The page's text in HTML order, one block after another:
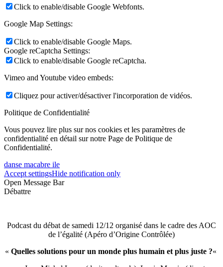
Click to enable/disable Google Webfonts.
Google Map Settings:
Click to enable/disable Google Maps.
Google reCaptcha Settings:
Click to enable/disable Google reCaptcha.
Vimeo and Youtube video embeds:
Cliquez pour activer/désactiver l'incorporation de vidéos.
Politique de Confidentialité
Vous pouvez lire plus sur nos cookies et les paramètres de
confidentialité en détail sur notre Page de Politique de
Confidentialité.
danse macabre ile
Accept settingsHide notification only
Open Message Bar
Débattre
Podcast du débat de samedi 12/12 organisé dans le cadre des AOC
de l’égalité (Apéro d’Origine Contrôlée)
« Quelles solutions pour un monde plus humain et plus juste ?«